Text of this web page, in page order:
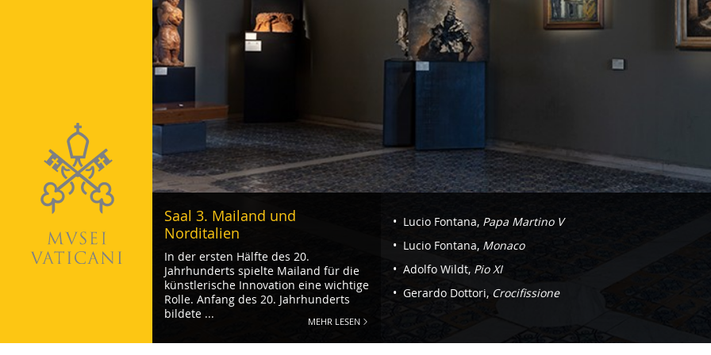
Saal 3. Mailand und
Norditalien
In der ersten Hälfte des 20.
Jahrhunderts spielte Mailand für die
künstlerische Innovation eine wichtige
Rolle. Anfang des 20. Jahrhunderts
bildete ...
MEHR LESEN
Navigazione
-
Saal
3.
Norditalien
Lucio Fontana, Papa Martino V
Lucio Fontana, Monaco
Adolfo Wildt, Pio XI
Gerardo Dottori, Crocifissione